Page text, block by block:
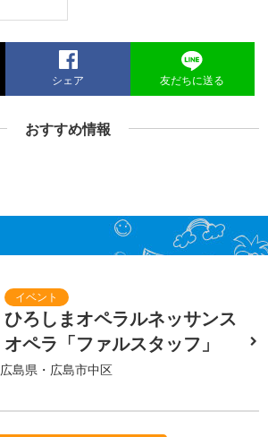
シェア 友だちに送る
おすすめ情報
ひろしまオペラルネッサンス
オペラ「ファルスタッフ」
広島県・広島市中区